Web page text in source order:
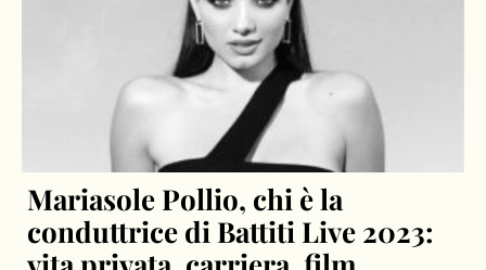
Mariasole Pollio, chi è la
conduttrice di Battiti Live 2023: